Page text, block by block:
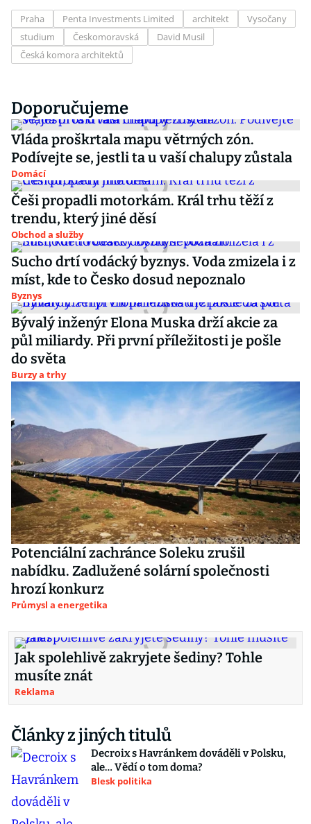
Praha Penta Investments Limited architekt
Vysočany
studium
Českomoravská
David Musil
Česká komora architektů
Doporučujeme
Vláda proškrtala mapu větrných zón.
Podívejte se, jestli ta u vaší chalupy zůstala
Domácí
Češi propadli motorkám. Král trhu těží z
trendu, který jiné děsí
Obchod a služby
Sucho drtí vodácký byznys. Voda zmizela i z
míst, kde to Česko dosud nepoznalo
Byznys
Bývalý inženýr Elona Muska drží akcie za
půl miliardy. Při první příležitosti je pošle
do světa
Burzy a trhy
Potenciální zachránce Soleku zrušil
nabídku. Zadlužené solární společnosti
hrozí konkurz
Průmysl a energetika
Jak spolehlivě zakryjete šediny? Tohle
musíte znát
Reklama
Články z jiných titulů
Decroix s Havránkem dováděli v Polsku,
ale… Vědí o tom doma?
Blesk politika